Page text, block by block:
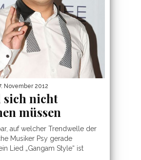
November 2012
sich nicht
müssen
auf welcher Trendwelle der
Musiker Psy gerade
Lied „Gangam Style“ ist